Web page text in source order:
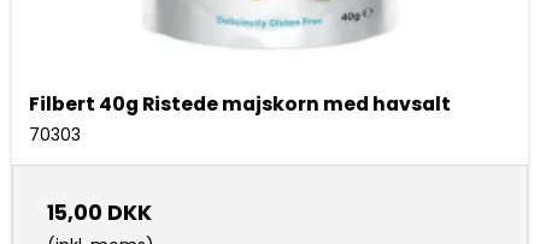
Filbert 40g Ristede majskorn med havsalt
70303
15,00 DKK